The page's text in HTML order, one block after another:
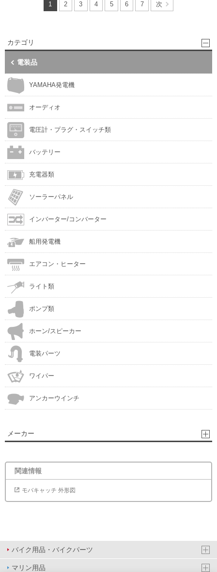
1 2 3 4 5 6 7 次
カテゴリ
電装品
YAMAHA発電機
オーディオ
電圧計・プラグ・スイッチ類
バッテリー
充電器類
ソーラーパネル
インバーター/コンバーター
船用発電機
エアコン・ヒーター
ライト類
ポンプ類
ホーン/スピーカー
電装パーツ
ワイパー
アンカーウインチ
メーカー
関連情報
モバキャッチ 外形図
バイク用品・バイクパーツ
マリン用品